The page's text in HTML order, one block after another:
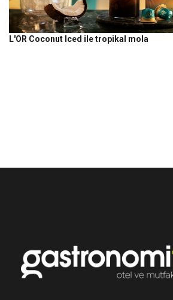
L'OR Coconut Iced ile tropikal mola